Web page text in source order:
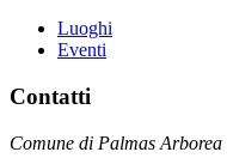
Luoghi
Eventi
Contatti
Comune di Palmas Arborea